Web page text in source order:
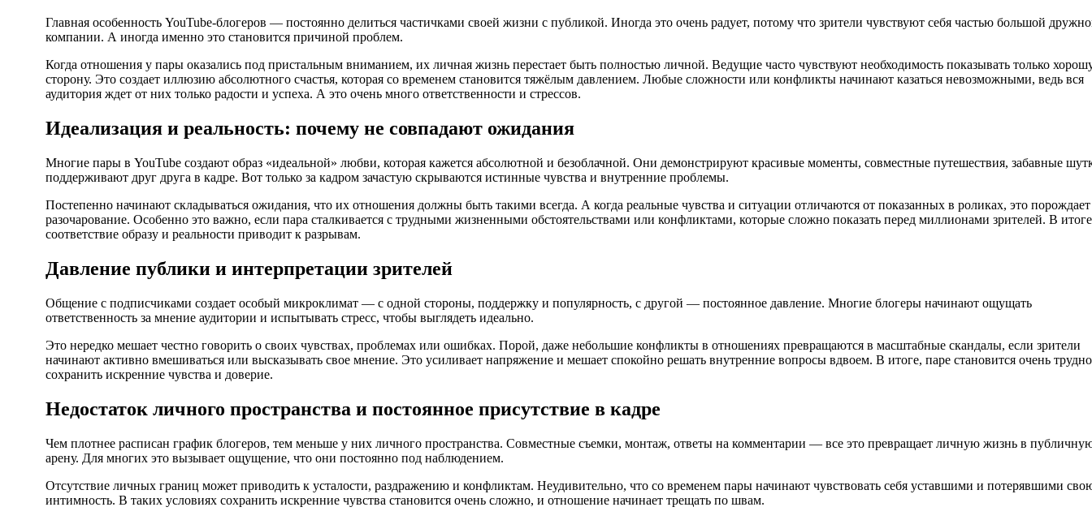
Главная особенность YouTube-блогеров — постоянно делиться частичками своей жизни с публикой. Иногда это очень радует, потому что зрители чувствуют себя частью большой
компании. А иногда именно это становится причиной проблем.
Когда отношения у пары оказались под пристальным вниманием, их личная жизнь перестает быть полностью личной. Ведущие часто чувствуют необходимость показывать только
сторону. Это создает иллюзию абсолютного счастья, которая со временем становится тяжёлым давлением. Любые сложности или конфликты начинают казаться невозможными, ведь вся
аудитория ждет от них только радости и успеха. А это очень много ответственности и стрессов.
Идеализация и реальность: почему не совпадают ожидания
Многие пары в YouTube создают образ «идеальной» любви, которая кажется абсолютной и безоблачной. Они демонстрируют красивые моменты, совместные путешествия, забавные
поддерживают друг друга в кадре. Вот только за кадром зачастую скрываются истинные чувства и внутренние проблемы.
Постепенно начинают складываться ожидания, что их отношения должны быть такими всегда. А когда реальные чувства и ситуации отличаются от показанных в роликах, это порождает
разочарование. Особенно это важно, если пара сталкивается с трудными жизненными обстоятельствами или конфликтами, которые сложно показать перед миллионами зрителей. В
соответствие образу и реальности приводит к разрывам.
Давление публики и интерпретации зрителей
Общение с подписчиками создает особый микроклимат — с одной стороны, поддержку и популярность, с другой — постоянное давление. Многие блогеры начинают ощущать
ответственность за мнение аудитории и испытывать стресс, чтобы выглядеть идеально.
Это нередко мешает честно говорить о своих чувствах, проблемах или ошибках. Порой, даже небольшие конфликты в отношениях превращаются в масштабные скандалы, если зрители
начинают активно вмешиваться или высказывать свое мнение. Это усиливает напряжение и мешает спокойно решать внутренние вопросы вдвоем. В итоге, паре становится очень трудно
сохранить искренние чувства и доверие.
Недостаток личного пространства и постоянное присутствие в кадре
Чем плотнее расписан график блогеров, тем меньше у них личного пространства. Совместные съемки, монтаж, ответы на комментарии — все это превращает личную жизнь в
арену. Для многих это вызывает ощущение, что они постоянно под наблюдением.
Отсутствие личных границ может приводить к усталости, раздражению и конфликтам. Неудивительно, что со временем пары начинают чувствовать себя уставшими и потерявшими
интимность. В таких условиях сохранить искренние чувства становится очень сложно, и отношение начинает трещать по швам.